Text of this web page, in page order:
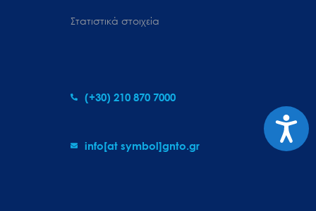
Στατιστικά στοιχεία
(+30) 210 870 7000
info[at symbol]gnto.gr